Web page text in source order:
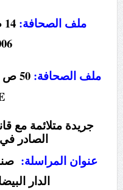
ملف الصحافة: 14 ص 2006
ملف الصحافة:50 ص 2011
الصادر في 10 غشت
عنوان المراسلة:
الدار البيضاء 20103